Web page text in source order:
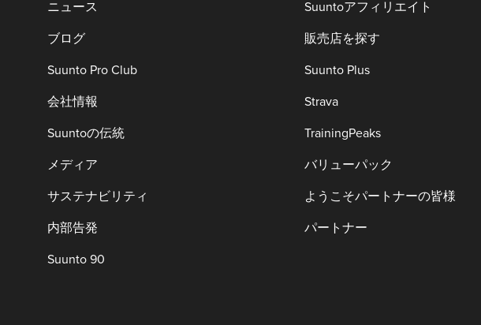
ニュース
ブログ
Suunto Pro Club
会社情報
Suuntoの伝統
メディア
サステナビリティ
内部告発
Suunto 90
Suuntoアフィリエイト
販売店を探す
Suunto Plus
Strava
TrainingPeaks
バリューパック
ようこそパートナーの皆様
パートナー